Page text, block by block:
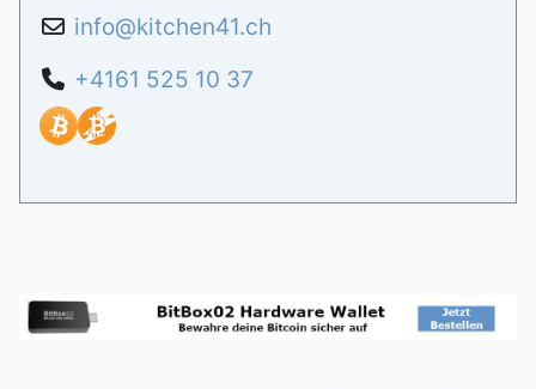
info@kitchen41.ch
+4161 525 10 37